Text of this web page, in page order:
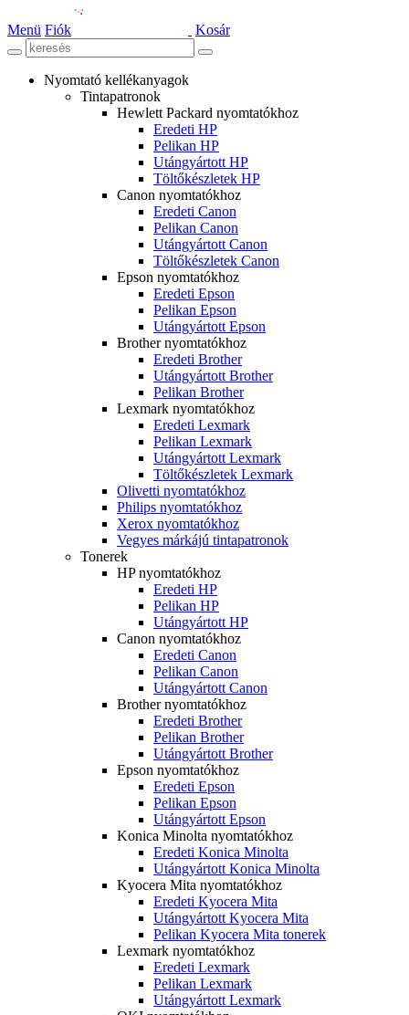
Menü Fiók Kosár
Nyomtató kellékanyagok
Tintapatronok
Hewlett Packard nyomtatókhoz
Eredeti HP
Pelikan HP
Utángyártott HP
Töltőkészletek HP
Canon nyomtatókhoz
Eredeti Canon
Pelikan Canon
Utángyártott Canon
Töltőkészletek Canon
Epson nyomtatókhoz
Eredeti Epson
Pelikan Epson
Utángyártott Epson
Brother nyomtatókhoz
Eredeti Brother
Utángyártott Brother
Pelikan Brother
Lexmark nyomtatókhoz
Eredeti Lexmark
Pelikan Lexmark
Utángyártott Lexmark
Töltőkészletek Lexmark
Olivetti nyomtatókhoz
Philips nyomtatókhoz
Xerox nyomtatókhoz
Vegyes márkájú tintapatronok
Tonerek
HP nyomtatókhoz
Eredeti HP
Pelikan HP
Utángyártott HP
Canon nyomtatókhoz
Eredeti Canon
Pelikan Canon
Utángyártott Canon
Brother nyomtatókhoz
Eredeti Brother
Pelikan Brother
Utángyártott Brother
Epson nyomtatókhoz
Eredeti Epson
Pelikan Epson
Utángyártott Epson
Konica Minolta nyomtatókhoz
Eredeti Konica Minolta
Utángyártott Konica Minolta
Kyocera Mita nyomtatókhoz
Eredeti Kyocera Mita
Utángyártott Kyocera Mita
Pelikan Kyocera Mita tonerek
Lexmark nyomtatókhoz
Eredeti Lexmark
Pelikan Lexmark
Utángyártott Lexmark